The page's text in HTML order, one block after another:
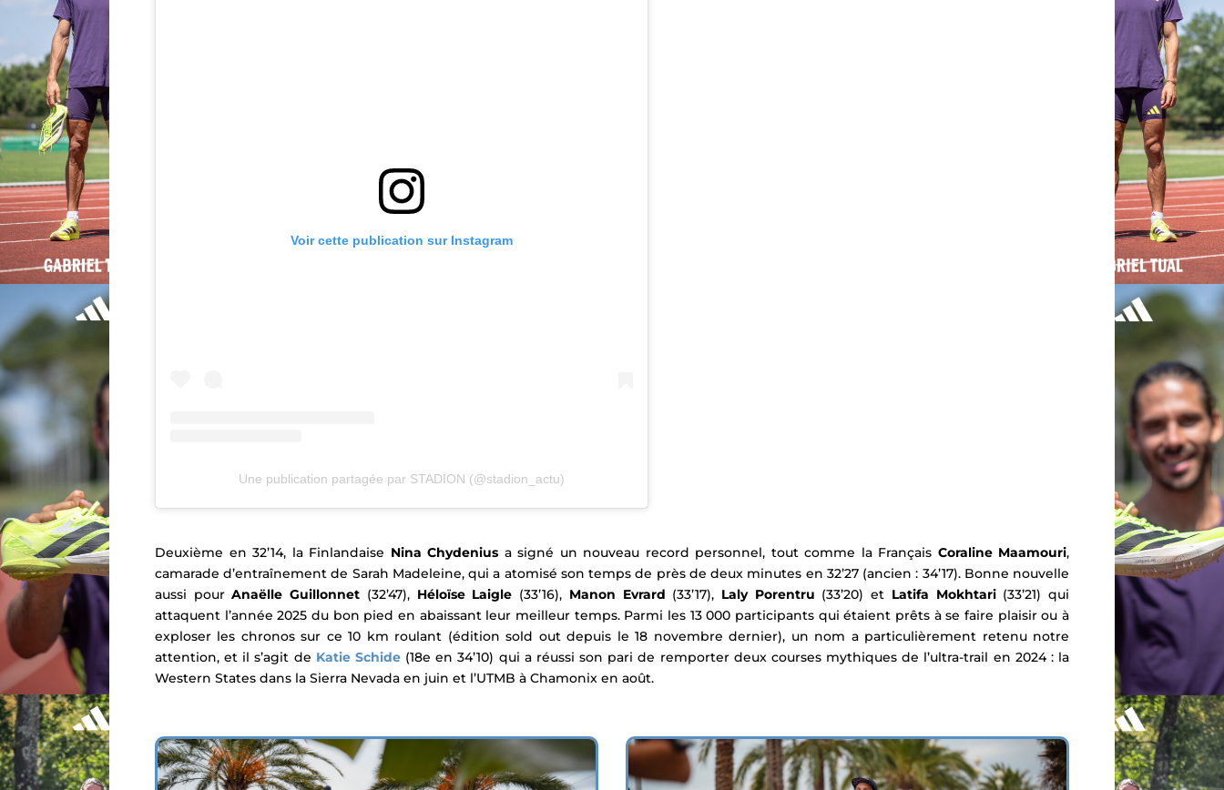
Voir cette publication sur Instagram
Une publication partagée par STADION (@stadion_actu)
Deuxième en 32’14, la Finlandaise Nina Chydenius a signé un nouveau record personnel, tout comme la Français Coraline Maamouri,
camarade d’entraînement de Sarah Madeleine, qui a atomisé son temps de près de deux minutes en 32’27 (ancien : 34’17). Bonne nouvelle
aussi pourAnaëlle Guillonnet (32’47), Héloïse Laigle (33’16), Manon Evrard (33’17), Laly Porentru (33’20) et Latifa Mokhtari(33’21) qui
attaquent l’année 2025 du bon pied en abaissant leur meilleur temps. Parmi les 13 000 participants qui étaient prêts à se faire plaisir ou à
exploser les chronos sur ce 10 km roulant (édition sold out depuis le 18 novembre dernier), un nom a particulièrement retenu notre
attention, et il s’agit de Katie Schide(18e en 34’10) qui a réussi son pari de remporter deux courses mythiques de l’ultra-trail en 2024 : la
Western States dans la Sierra Nevada en juin et l’UTMB à Chamonix en août.